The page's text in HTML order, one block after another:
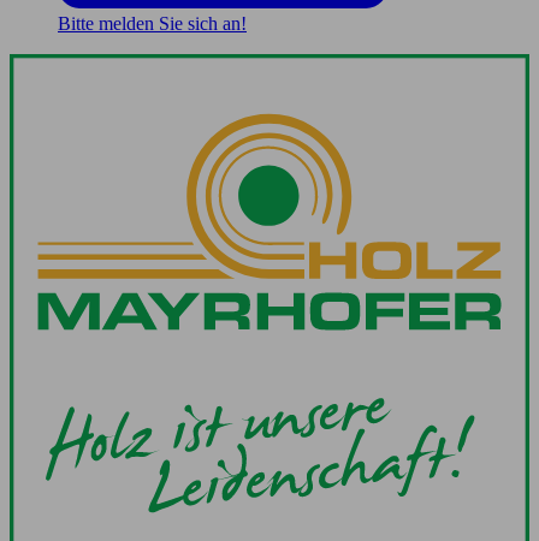
Bitte melden Sie sich an!